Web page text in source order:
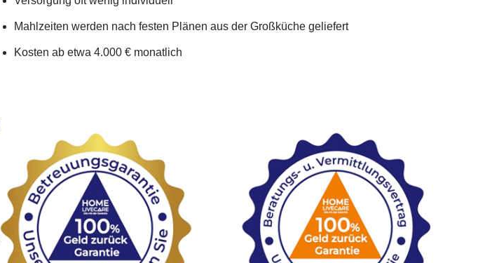
Mahlzeiten werden nach festen Plänen aus der Großküche geliefert
Kosten ab etwa 4.000 € monatlich